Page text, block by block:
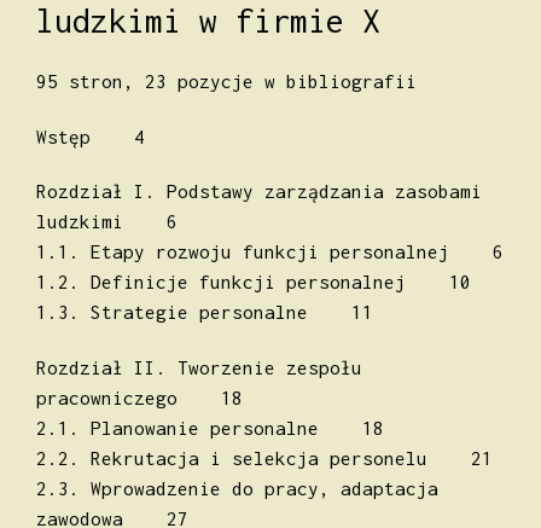
ludzkimi w firmie X
95 stron, 23 pozycje w bibliografii
Wstęp 4
Rozdział I. Podstawy zarządzania zasobami
ludzkimi 6
1.1. Etapy rozwoju funkcji personalnej 6
1.2. Definicje funkcji personalnej 10
1.3. Strategie personalne 11
Rozdział II. Tworzenie zespołu
pracowniczego 18
2.1. Planowanie personalne 18
2.2. Rekrutacja i selekcja personelu 21
2.3. Wprowadzenie do pracy, adaptacja
zawodowa 27